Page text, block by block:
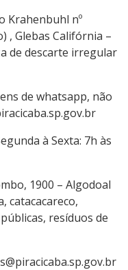
Krahenbuhl nº
, Glebas Califórnia –
de descarte irregular
de whatsapp, não
à Sexta: 7h às
1900 – Algodoal
catacacareco,
resíduos de